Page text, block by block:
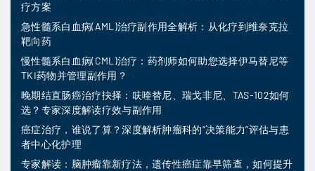
疗方案
急性髓系白血病(AML)治疗副作用全解析：从化疗到维奈克拉
靶向药
慢性髓系白血病(CML)治疗：药剂师如何助您选择伊马替尼等
TKI药物并管理副作用？
晚期结直肠癌治疗抉择：呋喹替尼、瑞戈非尼、TAS-102如何
选？专家深度解读疗效与副作用
癌症治疗，谁说了算？深度解析肿瘤科的“决策能力”评估与患
者中心化护理
专家解读：脑肿瘤靠新疗法，遗传性癌症靠早筛查，如何提升